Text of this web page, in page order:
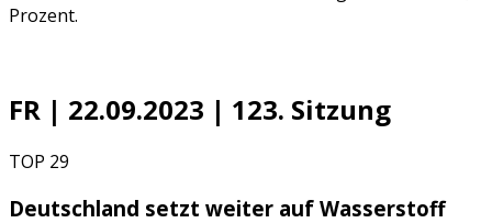
Prozent.
FR | 22.09.2023 | 123. Sitzung
TOP 29
Deutschland setzt weiter auf Wasserstoff